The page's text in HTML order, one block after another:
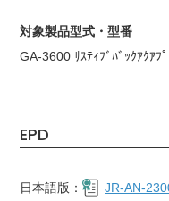
対象製品型式・型番
GA-3600 ｻｽﾃｨﾌﾞﾊﾞｯｸｱｸｱﾌ
EPD
日本語版： JR-AN-